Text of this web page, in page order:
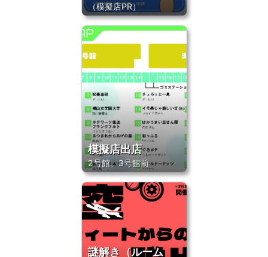
（模擬店PR）
模擬店出店
2号館、3号館前
謎解き（ルーム